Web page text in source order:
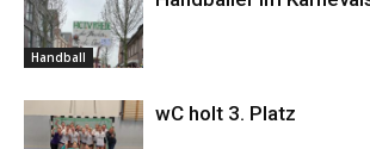
Handball
wC holt 3. Platz